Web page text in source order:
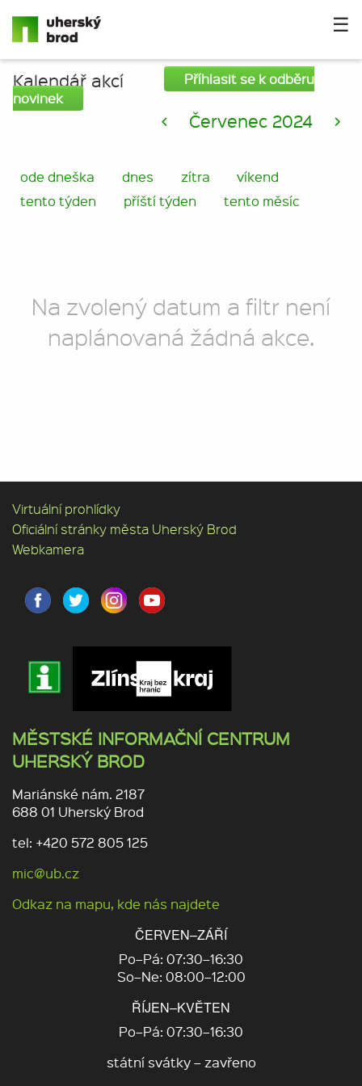
☰
Kalendář akcí
Příhlasit se k odběru
novinek
< Červenec 2024 >
ode dneška dnes zítra
víkend
tento týden
příští týden tento měsíc
Na zvolený datum a filtr není
naplánovaná žádná akce.
Virtuální prohlídky
Oficiální stránky města Uherský Brod
Webkamera
MĚSTSKÉ INFORMAČNÍ CENTRUM
UHERSKÝ BROD
Mariánské nám. 2187
688 01 Uherský Brod
tel: +420 572 805 125
mic@ub.cz
Odkaz na mapu, kde nás najdete
ČERVEN–ZÁŘÍ
Po–Pá: 07:30–16:30
So–Ne: 08:00–12:00
ŘÍJEN–KVĚTEN
Po–Pá: 07:30–16:30
státní svátky – zavřeno